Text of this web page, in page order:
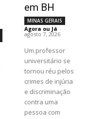
em BH
MINAS GERAIS
Agora ou Já -
agosto 7, 2026
Um professor
universitário se
tornou réu pelos
crimes de injúria
e discriminação
contra uma
pessoa com